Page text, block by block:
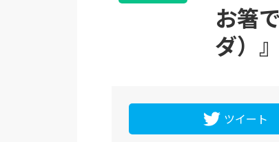
お箸
ダ）』
ツイート